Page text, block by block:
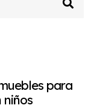
para
niños